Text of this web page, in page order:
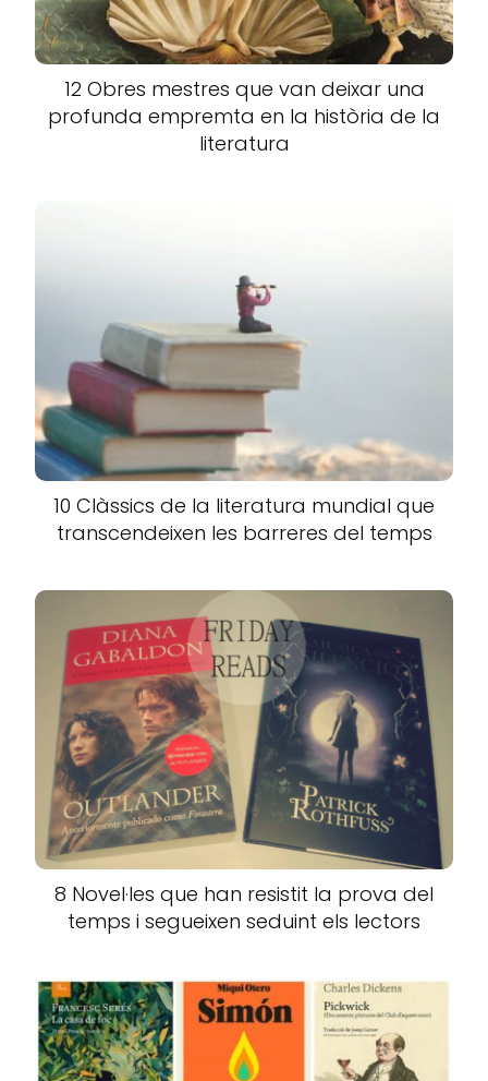
12 Obres mestres que van deixar una
profunda empremta en la història de la
literatura
10 Clàssics de la literatura mundial que
transcendeixen les barreres del temps
8 Novel·les que han resistit la prova del
temps i segueixen seduint els lectors